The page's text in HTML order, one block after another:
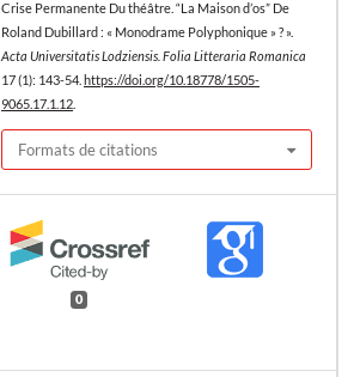
Crise Permanente Du théâtre. “La Maison d’os” De
Roland Dubillard : « Monodrame Polyphonique » ? ».
Acta Universitatis Lodziensis. Folia Litteraria Romanica
17 (1): 143-54. https://doi.org/10.18778/1505-
9065.17.1.12
Formats de citations
0